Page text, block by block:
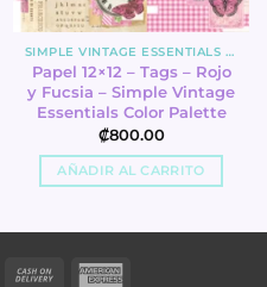
SIMPLE VINTAGE ESSENTIALS COLOR PALETTE
Papel 12×12 – Tags – Rojo
y Fucsia – Simple Vintage
Essentials Color Palette
₡800.00
AÑADIR AL CARRITO
MasterCard
Cash